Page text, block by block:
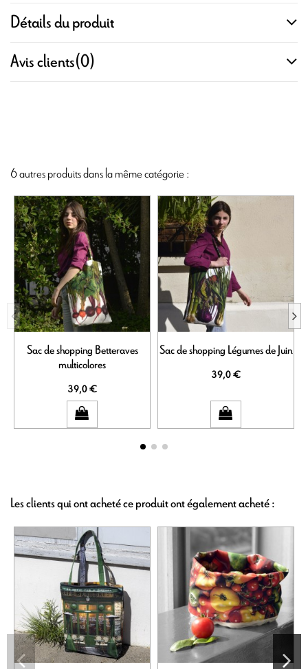
Détails du produit
Avis clients(0)
6 autres produits dans la même catégorie :
Sac de shopping Betteraves
multicolores
39,0 €
Sac de shopping Légumes de Juin
39,0 €
Les clients qui ont acheté ce produit ont également acheté :